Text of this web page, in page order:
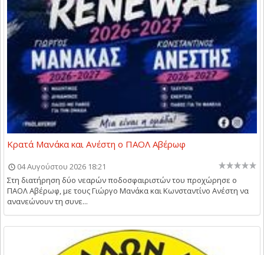
Κρατά Μανάκα και Ανέστη ο ΠΑΟΛ Αβέρωφ
04 Αυγούστου 2026 18:21
Στη διατήρηση δύο νεαρών ποδοσφαιριστών του προχώρησε ο
ΠΑΟΛ Αβέρωφ, με τους Γιώργο Μανάκα και Κωνσταντίνο Ανέστη να
ανανεώνουν τη συνε...